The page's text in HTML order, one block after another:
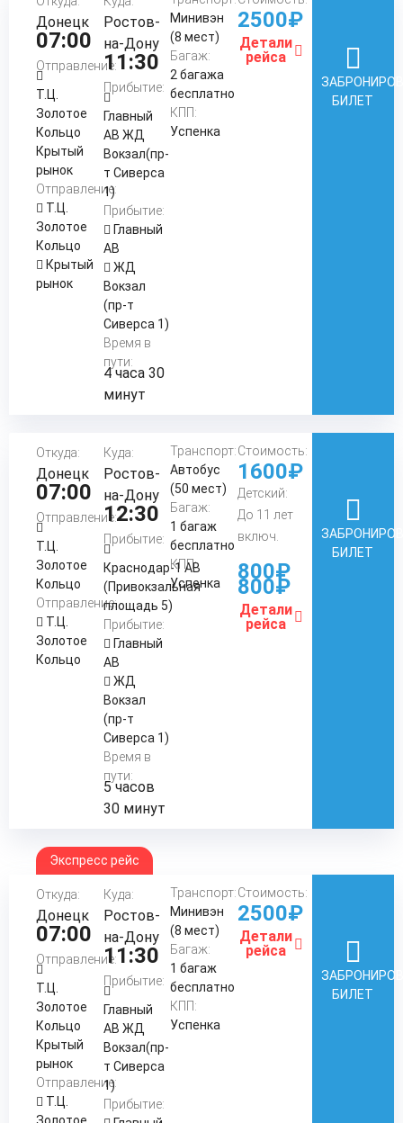
Донецк
07:00
Отправление:
Т.Ц.
Золотое
Кольцо
Крытый
рынок
Отправление:
Т.Ц.
Золотое
Кольцо
Крытый
рынок
Ростов-
на-Дону
11:30
Прибытие:
Главный
АВ ЖД
Вокзал(пр-
т Сиверса
1)
Прибытие:
Главный
АВ
ЖД
Вокзал
(пр-т
Сиверса 1)
Время в
пути:
4 часа 30
минут
Минивэн
(8 мест)
Багаж:
2 багажа
бесплатно
КПП:
Успенка
2500₽
Детали
рейса
БИЛЕТ
Откуда:
Донецк
07:00
Отправление:
Т.Ц.
Золотое
Кольцо
Отправление:
Т.Ц.
Золотое
Кольцо
Куда:
Ростов-
на-Дону
12:30
Прибытие:
Краснодар-1 АВ
(Привокзальная
площадь 5)
Прибытие:
Главный
АВ
ЖД
Вокзал
(пр-т
Сиверса 1)
Время в
пути:
5 часов
30 минут
Транспорт:
Автобус
(50 мест)
Багаж:
1 багаж
бесплатно
КПП:
Успенка
Стоимость:
1600₽
Детский:
До 11 лет
включ.
800₽
800₽
Детали
рейса
БИЛЕТ
Экспресс рейс
Откуда:
Донецк
07:00
Отправление:
Т.Ц.
Золотое
Кольцо
Крытый
рынок
Отправление:
Т.Ц.
Куда:
Ростов-
на-Дону
11:30
Прибытие:
Главный
АВ ЖД
Вокзал(пр-
т Сиверса
1)
Прибытие:
Транспорт:
Минивэн
(8 мест)
Багаж:
1 багаж
бесплатно
КПП:
Успенка
Стоимость:
2500₽
Детали
рейса
БИЛЕТ